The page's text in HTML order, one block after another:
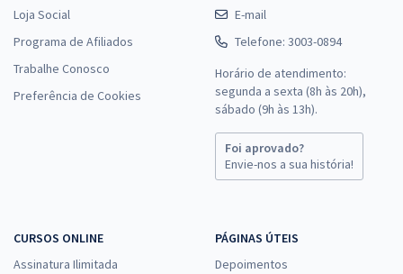
Loja Social
Programa de Afiliados
Trabalhe Conosco
Preferência de Cookies
E-mail
Telefone: 3003-0894
Horário de atendimento:
segunda a sexta (8h às 20h),
sábado (9h às 13h).
Foi aprovado?
Envie-nos a sua história!
CURSOS ONLINE
Assinatura Ilimitada
PÁGINAS ÚTEIS
Depoimentos